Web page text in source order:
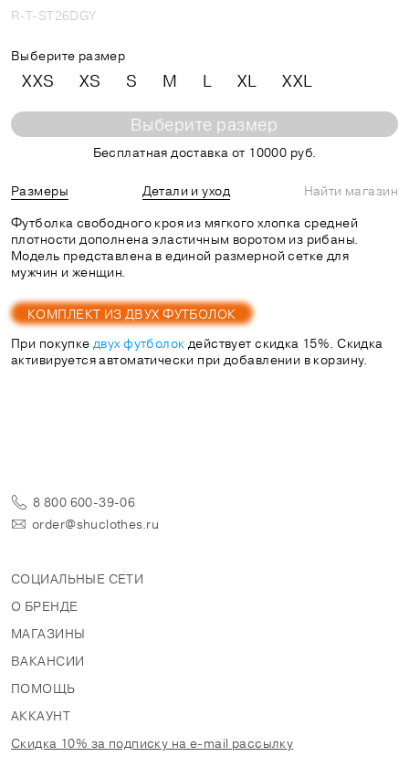
R-T-ST26DGY
Выберите размер
XXS XS S M L XL XXL
Выберите размер
Бесплатная доставка от 10000 руб.
Размеры Детали и уход
Найти магазин
Футболка свободного кроя из мягкого хлопка средней
плотности дополнена эластичным воротом из рибаны.
Модель представлена в единой размерной сетке для
мужчин и женщин.
КОМПЛЕКТ ИЗ ДВУХ ФУТБОЛОК
При покупкедвух футболок действует скидка 15%. Скидка
активируется автоматически при добавлении в корзину.
8 800 600-39-06
order@shuclothes.ru
СОЦИАЛЬНЫЕ СЕТИ
О БРЕНДЕ
МАГАЗИНЫ
ВАКАНСИИ
ПОМОЩЬ
АККАУНТ
Скидка 10% за подписку на e-mail рассылку